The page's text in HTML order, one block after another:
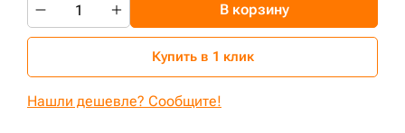
В корзину
Купить в 1 клик
Нашли дешевле? Сообщите!